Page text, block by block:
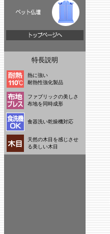
特長説明
熱に強い
耐熱性強化製品
ファブリックの美しさ
布地を同時成形
食器洗い乾燥機対応
天然の木目を感じさせ
る美しい木目